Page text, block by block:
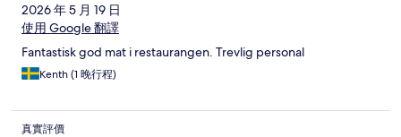
2026 年 5 月 19 日
使用 Google 翻譯
Fantastisk god mat i restaurangen. Trevlig personal
Kenth (1 晚行程)
真實評價